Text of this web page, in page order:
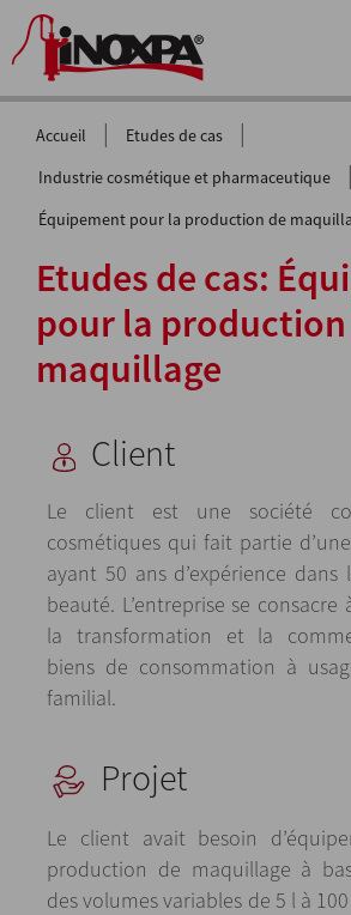
Accueil | Etudes de cas |
Industrie cosmétique et pharmaceutique |
Équipement pour la production de
Etudes de cas:
pour la production
maquillage
Client
Le client est une société
cosmétiques qui fait partie
ayant 50 ans d’expérience
beauté. L’entreprise se
la transformation et la
biens de consommation à
familial.
Projet
Le client avait besoin
production de maquillage à
des volumes variables de 5 l à